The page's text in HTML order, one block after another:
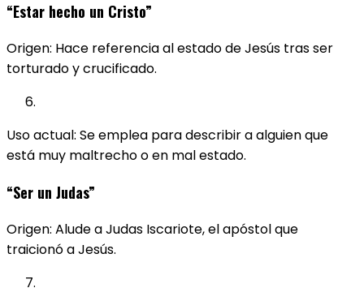
“Estar hecho un Cristo”
Origen: Hace referencia al estado de Jesús tras ser
torturado y crucificado.
Uso actual: Se emplea para describir a alguien que
está muy maltrecho o en mal estado.
“Ser un Judas”
Origen: Alude a Judas Iscariote, el apóstol que
traicionó a Jesús.